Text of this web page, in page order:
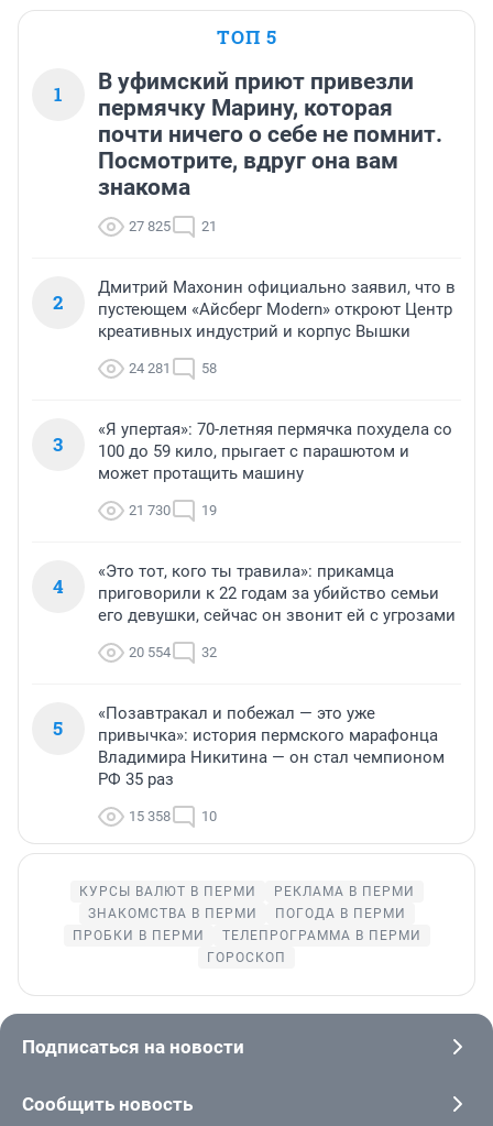
ТОП 5
1
В уфимский приют привезли
пермячку Марину, которая
почти ничего о себе не помнит.
Посмотрите, вдруг она вам
знакома
27 825 21
2
Дмитрий Махонин официально заявил, что в
пустеющем «Айсберг Modern» откроют Центр
креативных индустрий и корпус Вышки
24 281 58
3
«Я упертая»: 70-летняя пермячка похудела со
100 до 59 кило, прыгает с парашютом и
может протащить машину
21 730 19
4
«Это тот, кого ты травила»: прикамца
приговорили к 22 годам за убийство семьи
его девушки, сейчас он звонит ей с угрозами
20 554 32
5
«Позавтракал и побежал — это уже
привычка»: история пермского марафонца
Владимира Никитина — он стал чемпионом
РФ 35 раз
15 358 10
КУРСЫ ВАЛЮТ В ПЕРМИ
РЕКЛАМА В ПЕРМИ
ЗНАКОМСТВА В ПЕРМИ
ПОГОДА В ПЕРМИ
ПРОБКИ В ПЕРМИ
ТЕЛЕПРОГРАММА В ПЕРМИ
ГОРОСКОП
Подписаться на новости
Сообщить новость